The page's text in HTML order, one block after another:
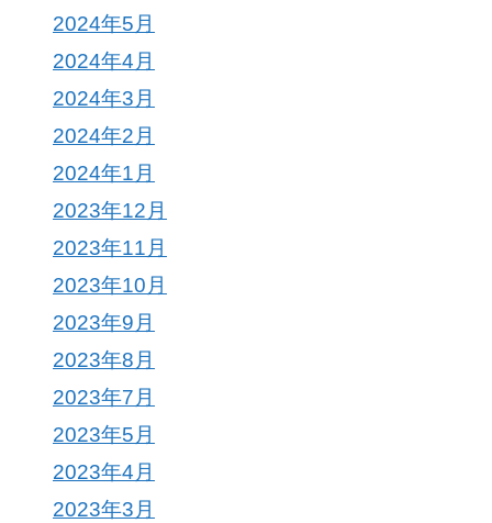
2024年5月
2024年4月
2024年3月
2024年2月
2024年1月
2023年12月
2023年11月
2023年10月
2023年9月
2023年8月
2023年7月
2023年5月
2023年4月
2023年3月